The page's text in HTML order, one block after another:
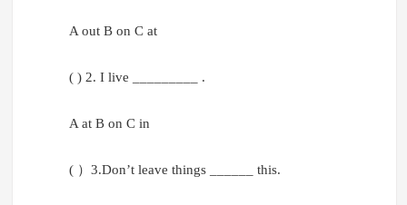
A out B on C at
( ) 2. I live _________ .
A at B on C in
( ）3.Don’t leave things ______ this.